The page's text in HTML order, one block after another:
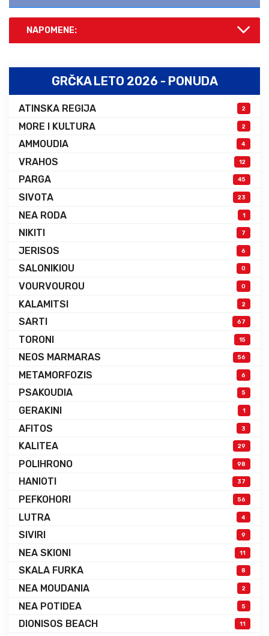
NAPOMENE:
GRČKA LETO 2026 - PONUDA
ATINSKA REGIJA 2
MORE I KULTURA 2
AMMOUDIA 4
VRAHOS 12
PARGA 45
SIVOTA 23
NEA RODA 1
NIKITI 7
JERISOS 6
SALONIKIOU 0
VOURVOUROU 0
KALAMITSI 2
SARTI 67
TORONI 15
NEOS MARMARAS 56
METAMORFOZIS 6
PSAKOUDIA 5
GERAKINI 1
AFITOS 3
KALITEA 29
POLIHRONO 98
HANIOTI 37
PEFKOHORI 56
LUTRA 4
SIVIRI 9
NEA SKIONI 11
SKALA FURKA 8
NEA MOUDANIA 2
NEA POTIDEA 5
DIONISOS BEACH 11